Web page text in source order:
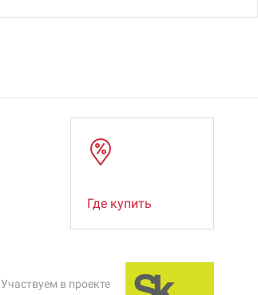
Где купить
Участвуем в проекте